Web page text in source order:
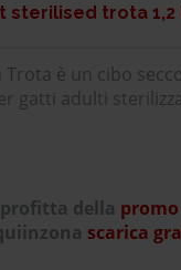
sterilised trota 1,2
è un cibo
gatti adulti
della promo
scarica